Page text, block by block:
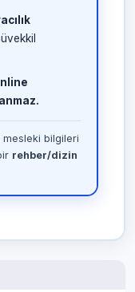
mesleki bilgileri
rehber/dizin